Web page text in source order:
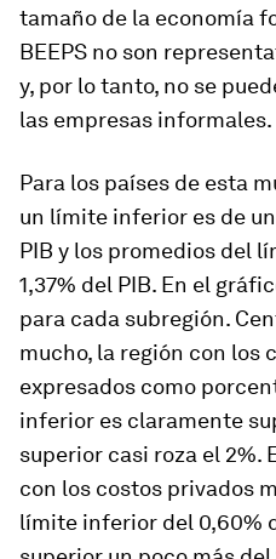
tamaño de la economía
BEEPS no son
y, por lo tanto, no se
las empresas informales.
Para los países de esta
un límite inferior es de
PIB y los promedios del
1,37% del PIB. En el
para cada subregión.
mucho, la región con los
expresados como
inferior es claramente
superior casi roza el 2%.
con los costos privados
límite inferior del 0,60%